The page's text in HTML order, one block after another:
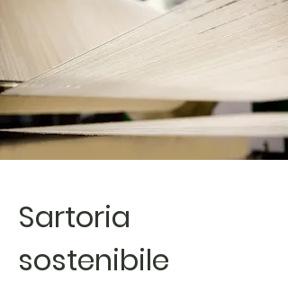
Sartoria
sostenibile